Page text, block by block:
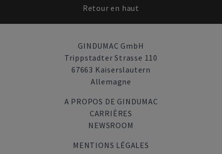
Retour en haut
GINDUMAC GmbH
Trippstadter Strasse 110
67663 Kaiserslautern
Allemagne
A PROPOS DE GINDUMAC
CARRIÈRES
NEWSROOM
MENTIONS LÉGALES